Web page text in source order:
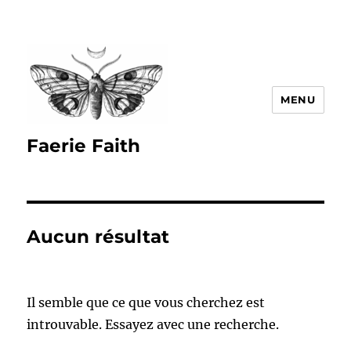
Faerie Faith
MENU
Aucun résultat
Il semble que ce que vous cherchez est
introuvable. Essayez avec une recherche.